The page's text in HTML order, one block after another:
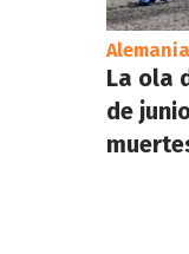
La ola
de